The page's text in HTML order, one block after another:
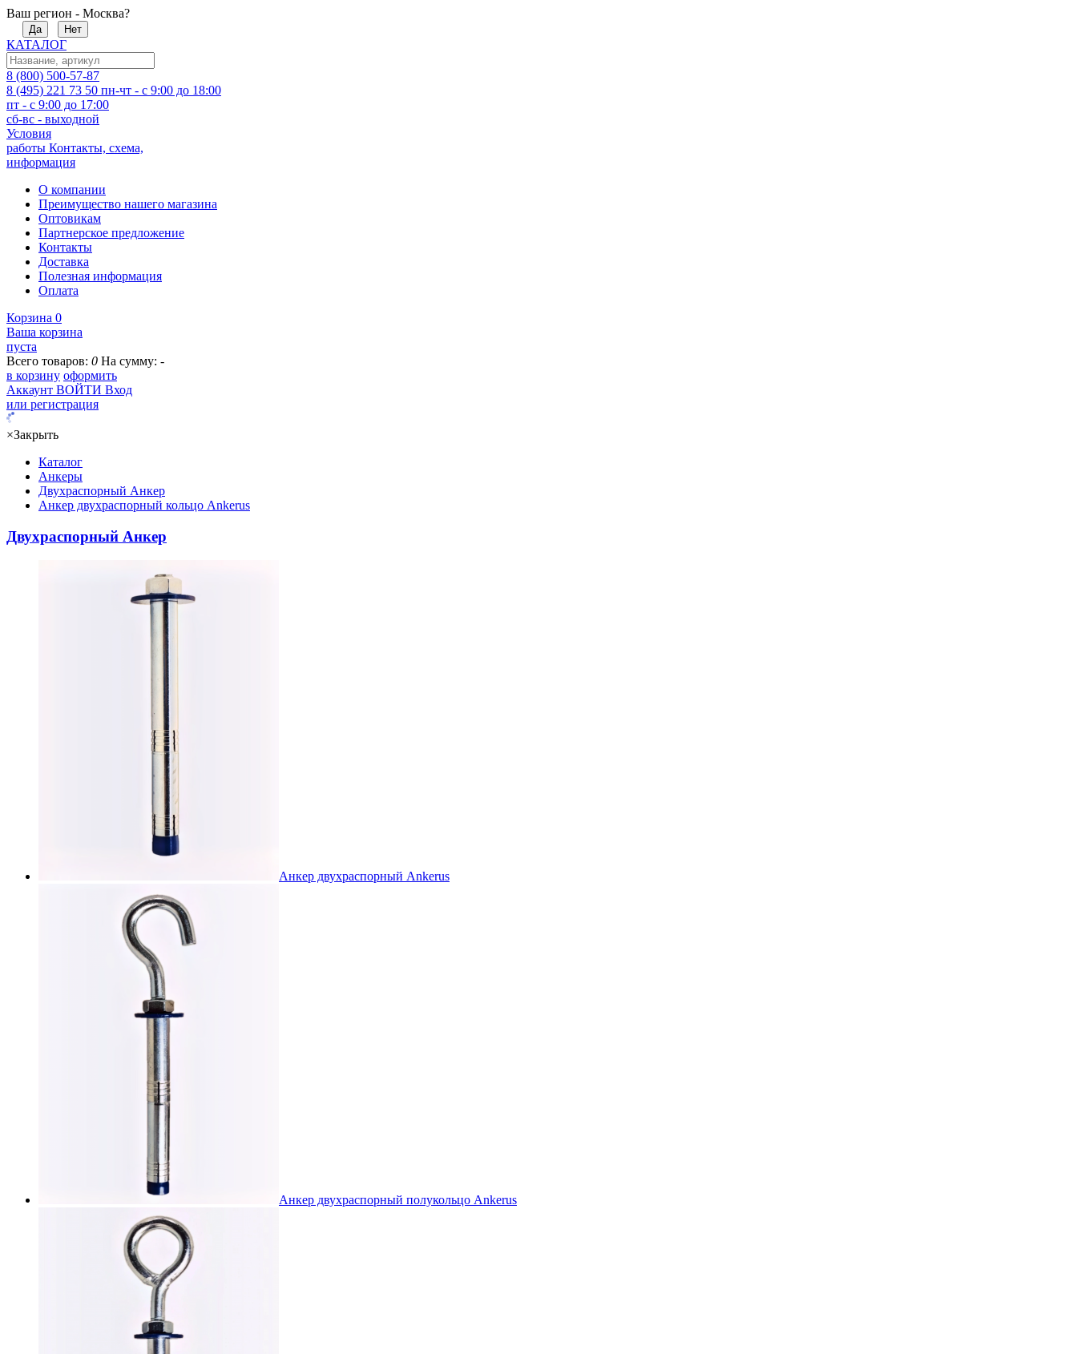
Ваш регион - Москва?
Да Нет
КАТАЛОГ
8 (800) 500-57-87
8 (495) 221 73 50 пн-чт - с 9:00 до 18:00
пт - с 9:00 до 17:00
сб-вс - выходной
Условия
работы Контакты, схема,
информация
О компании
Преимущество нашего магазина
Оптовикам
Партнерское предложение
Контакты
Доставка
Полезная информация
Оплата
Корзина 0
Ваша корзина
пуста
Всего товаров: 0 На сумму: -
в корзину оформить
Аккаунт ВОЙТИ Вход
или регистрация
×Закрыть
Каталог
Анкеры
Двухраспорный Анкер
Анкер двухраспорный кольцо Ankerus
Двухраспорный Анкер
Анкер двухраспорный Ankerus
Анкер двухраспорный полукольцо Ankerus